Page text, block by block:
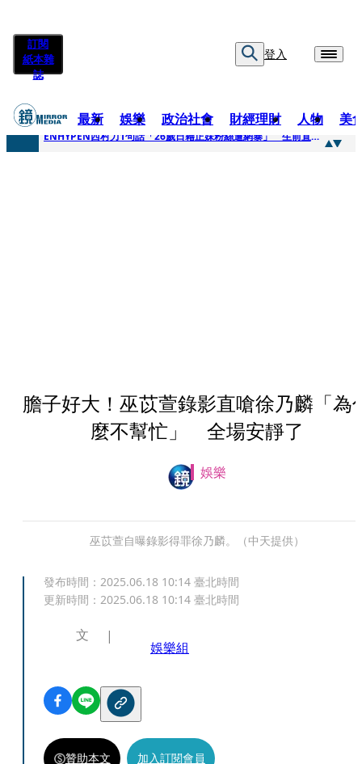
訂閱
紙本雜
誌
登入
最新 娛樂 政治社會 財經理財 人物 美
快訊
ENHYPEN西村力1句話「26歲日籍正妹粉絲遭網暴」 生前直播震撼畫面全網瘋傳！警方證實死訊
膽子好大！巫苡萱錄影直嗆徐乃麟「為
麼不幫忙」 全場安靜了
娛樂
巫苡萱自曝錄影得罪徐乃麟。（中天提供）
發布時間： 2025.06.18 10:14 臺北時間
更新時間： 2025.06.18 10:14 臺北時間
文
娛樂組
贊助本文 加入訂閱會員